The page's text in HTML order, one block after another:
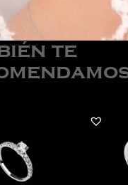
te